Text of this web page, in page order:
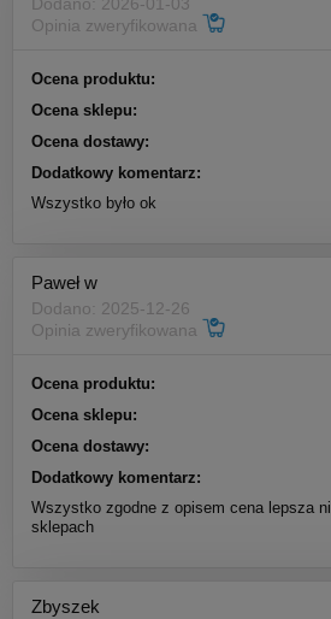
Dodano: 2026-01-03
Opinia zweryfikowana
Ocena produktu:
Ocena sklepu:
Ocena dostawy:
Dodatkowy komentarz:
Wszystko było ok
Paweł w
Dodano: 2025-12-26
Opinia zweryfikowana
Ocena produktu:
Ocena sklepu:
Ocena dostawy:
Dodatkowy komentarz:
Wszystko zgodne z opisem cena lepsza
sklepach
Zbyszek